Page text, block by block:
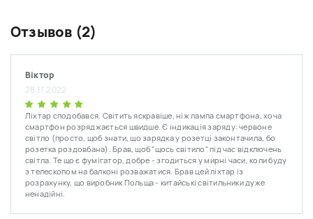
Отзывов (2)
Віктор
28.11.2022
Ліхтар сподобався. Світить яскравіше, ніж лампа смартфона, хоча
смартфон розряджається швидше. Є індикація заряду: червоне
світло (просто, щоб знати, що зарядка у розетці законтачила, бо
розетка роздовбана). Брав, щоб "щось світило" під час відключень
світла. Те що є фумігатор, добре - згодиться у мирні часи, коли буду
з телескопом на балконі розважатися. Брав цей ліхтар із
розрахунку, що виробник Польща - китайські світильники дуже
ненадійні.